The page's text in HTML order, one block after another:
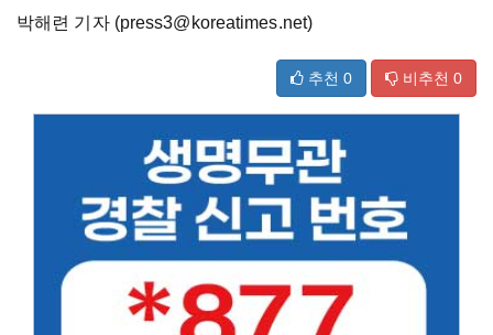
박해련 기자 (press3@koreatimes.net)
추천 0 비추천 0